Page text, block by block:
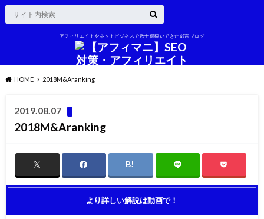
アフィリエイトやネットビジネスで数十億稼いできた戯言ブログ
HOME 2018M&Aranking
2019.08.07
2018M&Aranking
より詳しい解説は動画で！